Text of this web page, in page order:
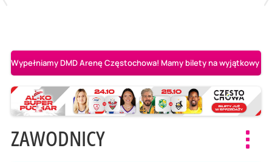
Wypełniamy DMD Arenę Częstochowa! Mamy bilety na wyjątkowy
ZAWODNICY